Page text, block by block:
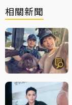
相關新聞